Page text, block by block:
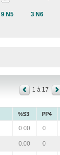
9 N5 3 N6
1 à 17
%S3 PP4
0.00 0
0.00 0